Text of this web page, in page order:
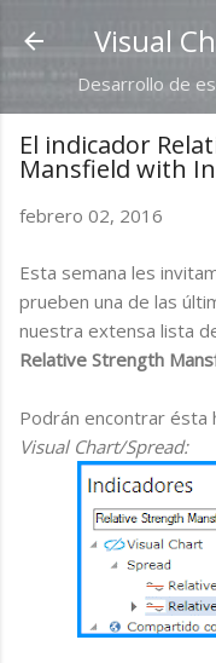
Ir
Visual
Desarrollo de
El indicador
Mansfield with
febrero 02, 2016
Esta semana les
prueben una de las
nuestra extensa lista
Relative Strength
Podrán encontrar
Visual Chart/Spread: